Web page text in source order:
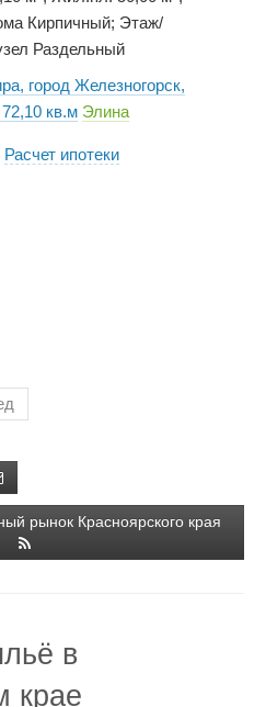
Кирпичный; Этаж/
Раздельный
город Железногорск,
кв.м Элина
Расчет ипотеки
рынок Красноярского края
в
крае